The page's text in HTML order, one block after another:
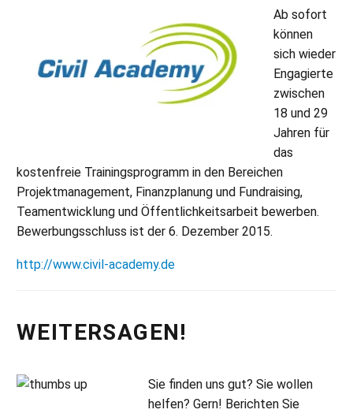
Ab sofort
können
sich wieder
Engagierte
zwischen
18 und 29
Jahren für
das
kostenfreie Trainingsprogramm in den Bereichen
Projektmanagement, Finanzplanung und Fundraising,
Teamentwicklung und Öffentlichkeitsarbeit bewerben.
Bewerbungsschluss ist der 6. Dezember 2015.
http://www.civil-academy.de
WEITERSAGEN!
Sie finden uns gut? Sie wollen
helfen? Gern! Berichten Sie